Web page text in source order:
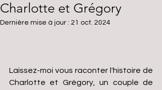
Charlotte et Grégory
Dernière mise à jour : 21 oct. 2024
Laissez-moi vous raconter l'histoire de
Charlotte et Grégory, un couple de